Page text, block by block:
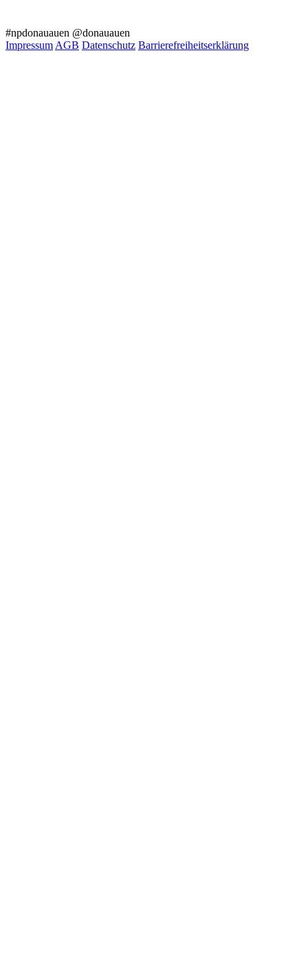
#npdonauauen @donauauen
Impressum AGB Datenschutz Barrierefreiheitserklärung